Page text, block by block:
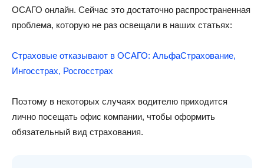
ОСАГО онлайн. Сейчас это достаточно распространенная
проблема, которую не раз освещали в наших статьях:
Страховые отказывают в ОСАГО: АльфаСтрахование,
Ингосстрах, Росгосстрах
Поэтому в некоторых случаях водителю приходится
лично посещать офис компании, чтобы оформить
обязательный вид страхования.